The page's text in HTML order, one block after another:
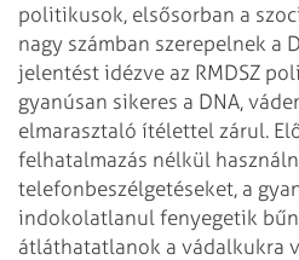
politikusok, elsősorban a
nagy számban szerepelnek a
jelentést idézve az RMDSZ
gyanúsan sikeres a DNA,
elmarasztaló ítélettel zárul.
felhatalmazás nélkül
telefonbeszélgetéseket, a
indokolatlanul fenyegetik
átláthatatlanok a vádalkukra